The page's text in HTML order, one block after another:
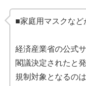
■家庭用マスクなど
経済産業省の公式
閣議決定されたと発
規制対象となるの